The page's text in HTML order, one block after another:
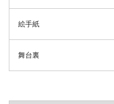
絵手紙
舞台裏